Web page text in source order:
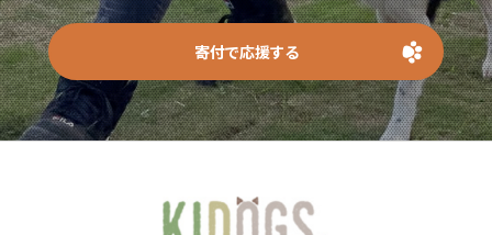
寄付で応援する